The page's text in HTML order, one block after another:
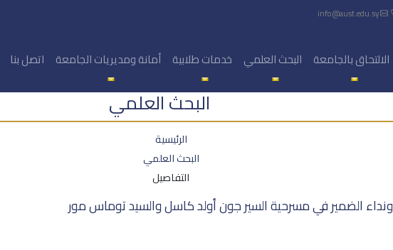
الالتحاق بالجامعة البحث العلمي خدمات طلابية أمانة ومديريات الجامعة اتصل بنا
البحث العلمي
الرئيسية
البحث العلمي
التفاصيل
ونداء الضمير في مسرحية السير جون أولد كاسل والسيد توماس مور